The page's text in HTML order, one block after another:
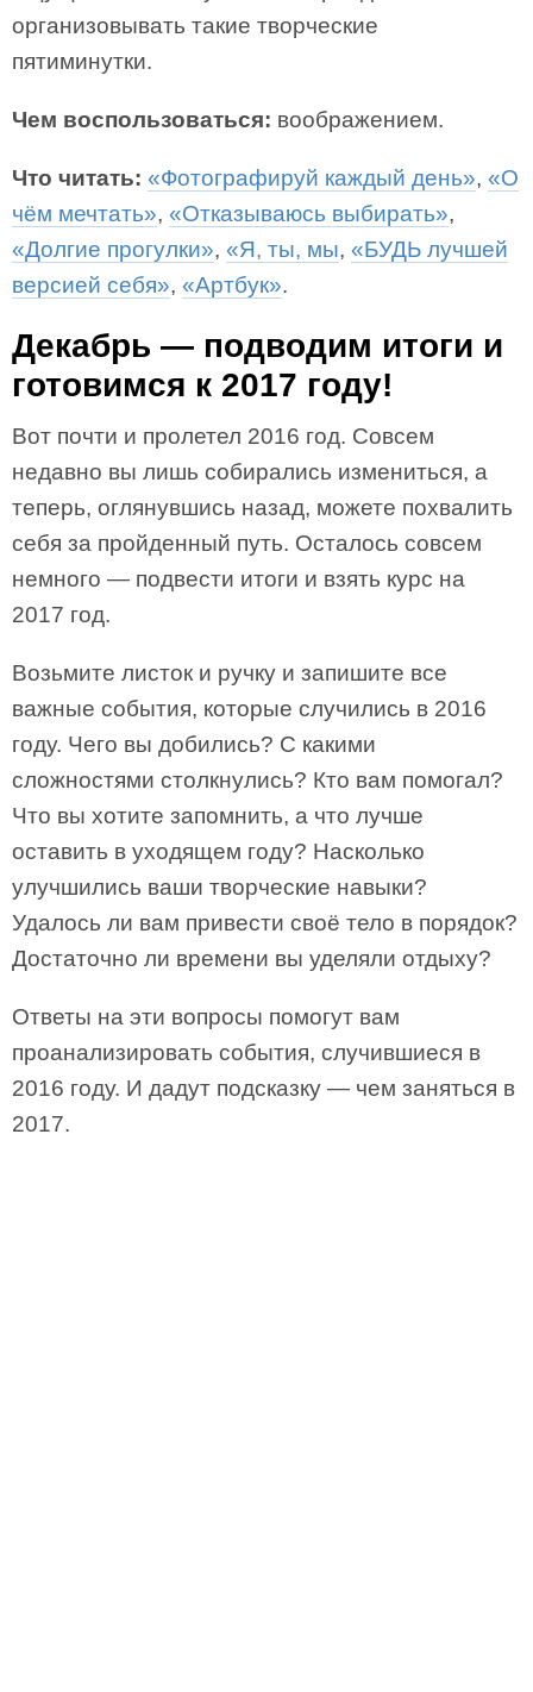
организовывать такие творческие
пятиминутки.
Чем воспользоваться: воображением.
Что читать: «Фотографируй каждый день», «О
чём мечтать», «Отказываюсь выбирать»,
«Долгие прогулки», «Я, ты, мы, «БУДЬ лучшей
версией себя», «Артбук».
Декабрь — подводим итоги и
готовимся к 2017 году!
Вот почти и пролетел 2016 год. Совсем
недавно вы лишь собирались измениться, а
теперь, оглянувшись назад, можете похвалить
себя за пройденный путь. Осталось совсем
немного — подвести итоги и взять курс на
2017 год.
Возьмите листок и ручку и запишите все
важные события, которые случились в 2016
году. Чего вы добились? С какими
сложностями столкнулись? Кто вам помогал?
Что вы хотите запомнить, а что лучше
оставить в уходящем году? Насколько
улучшились ваши творческие навыки?
Удалось ли вам привести своё тело в порядок?
Достаточно ли времени вы уделяли отдыху?
Ответы на эти вопросы помогут вам
проанализировать события, случившиеся в
2016 году. И дадут подсказку — чем заняться в
2017.